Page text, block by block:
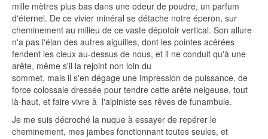
mille mètres plus bas dans une odeur de poudre, un parfum
d'éternel. De ce vivier minéral se détache notre éperon, sur
cheminement au milieu de ce vaste dépotoir vertical. Son allure
n'a pas l'élan des autres aiguilles, dont les pointes acérées
fendent les cieux au-dessus de nous, et il ne conduit qu'à une
arête, même s'il la rejoint non loin du
sommet, mais il s'en dégage une impression de puissance, de
force colossale dressée pour tendre cette arête neigeuse, tout
là-haut, et faire vivre à l'alpiniste ses rêves de funambule.
Je me suis décroché la nuque à essayer de repérer le
cheminement, mes jambes fonctionnant toutes seules, et